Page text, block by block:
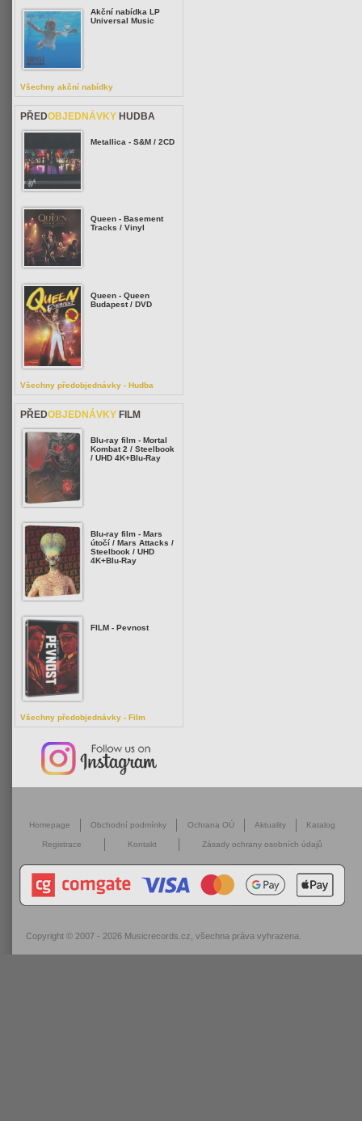
Akční nabídka LP
Universal Music
Všechny akční nabídky
PŘEDOBJEDNÁVKY HUDBA
Metallica - S&M / 2CD
Queen - Basement
Tracks / Vinyl
Queen - Queen
Budapest / DVD
Všechny předobjednávky - Hudba
PŘEDOBJEDNÁVKY FILM
Blu-ray film - Mortal
Kombat 2 / Steelbook
/ UHD 4K+Blu-Ray
Blu-ray film - Mars
útočí / Mars Attacks /
Steelbook / UHD
4K+Blu-Ray
FILM - Pevnost
Všechny předobjednávky - Film
Homepage Obchodní podmínky Ochrana OÚ Aktuality Katalog
Registrace Kontakt Zásady ochrany osobních údajů
Copyright © 2007 - 2026 Musicrecords.cz , všechna práva vyhrazena.